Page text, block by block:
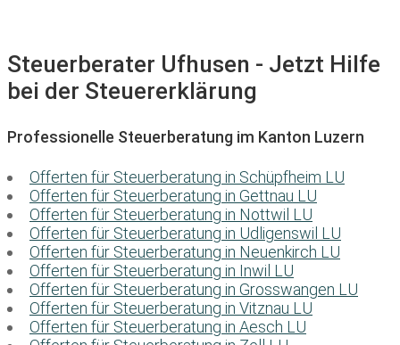
Steuerberater Ufhusen - Jetzt Hilfe
bei der Steuererklärung
Professionelle Steuerberatung im Kanton Luzern
Offerten für Steuerberatung in Schüpfheim LU
Offerten für Steuerberatung in Gettnau LU
Offerten für Steuerberatung in Nottwil LU
Offerten für Steuerberatung in Udligenswil LU
Offerten für Steuerberatung in Neuenkirch LU
Offerten für Steuerberatung in Inwil LU
Offerten für Steuerberatung in Grosswangen LU
Offerten für Steuerberatung in Vitznau LU
Offerten für Steuerberatung in Aesch LU